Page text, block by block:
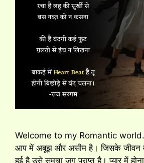
Welcome to my Romantic world…
आप में अबूझ और असीम है।‌ जिसके जीवन
हुई है उसे समूचा जग प्राप्त है। प्यार में